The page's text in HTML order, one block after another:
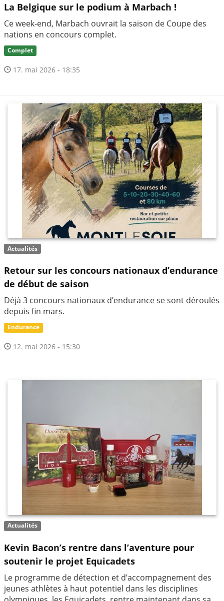
La Belgique sur le podium à Marbach !
Ce week-end, Marbach ouvrait la saison de Coupe des
nations en concours complet.
Complet
17. mai 2026 - 18:35
Actualités
Retour sur les concours nationaux d’endurance
de début de saison
Déjà 3 concours nationaux d’endurance se sont déroulés
depuis fin mars.
Endurance
12. mai 2026 - 15:30
Actualités
Kevin Bacon’s rentre dans l’aventure pour
soutenir le projet Equicadets
Le programme de détection et d’accompagnement des
jeunes athlètes à haut potentiel dans les disciplines